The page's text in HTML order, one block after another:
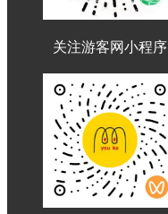
关注游客网小程序